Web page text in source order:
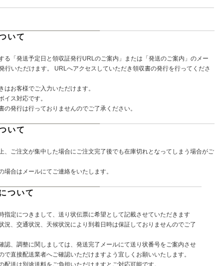
いて
る「発送予定日と領収証発行URLのご案内」または「発送のご案内」のメー
行いただけます。 URLへアクセスしていただき領収書の発行を行ってくださ
はお客様でご入力いただけます。
イス対応です。
の発行は行っておりませんのでご了承ください。
いて
、ご注文が集中した場合にご注文完了後でも在庫切れとなってしまう場合がご
場合はメールにてご連絡をいたします。
ついて
指定につきまして、送り状伝票に希望として記載させていただきます
況、交通状況、天候状況により到着日時は保証しておりませんのでご了
認、調整に関しましては、発送完了メールにて送り状番号をご案内させ
で直接配送業者へご確認いただけますよう宜しくお願いいたします。
配送は別途送料をご負担いただけますとご対応可能です。